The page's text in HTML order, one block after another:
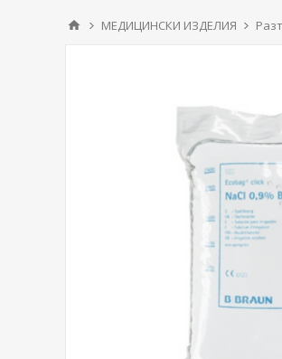
МЕДИЦИНСКИ ИЗДЕЛИЯ